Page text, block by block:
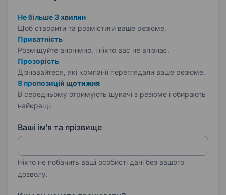
Не більше 3 хвилин
Щоб створити та розмістити ваше резюме.
Приватність
Розміщуйте анонімно, і ніхто вас не впізнає.
Прозорість
Дізнавайтеся, які компанії переглядали ваше резюме.
8 пропозицій щотижня
В середньому отримують шукачі з резюме і обирають
найкращі.
Ваші ім'я та прізвище
Ніхто не побачить ваші особисті дані без вашого
дозволу.